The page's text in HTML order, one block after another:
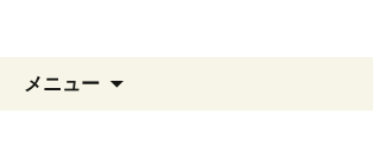
メニュー